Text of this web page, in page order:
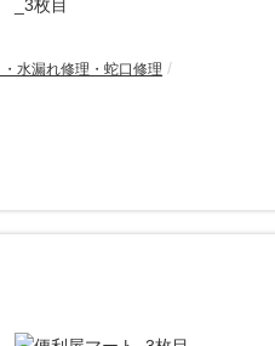
水漏れ修理・蛇口修理